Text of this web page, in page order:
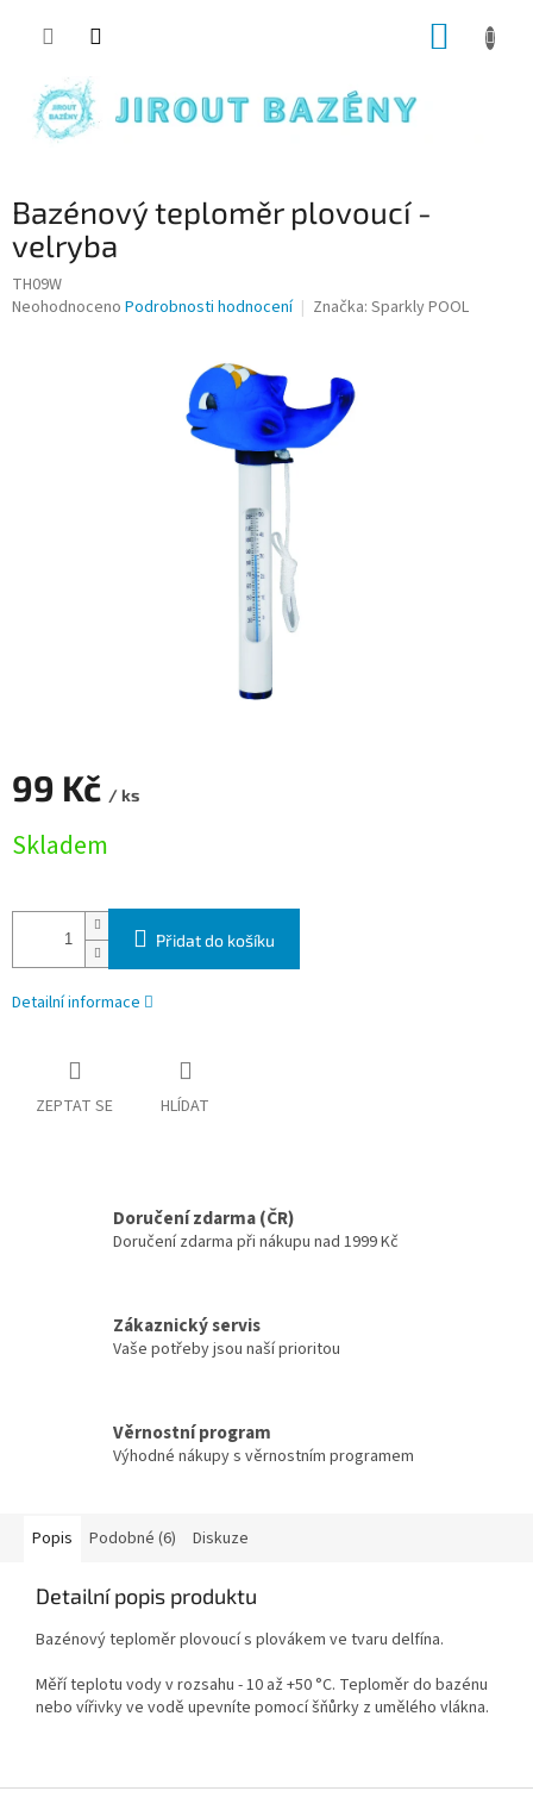
Bazénový teploměr plovoucí -
velryba
TH09W
Průměrné hodnocení produktu je 0,0 z 5 hvězdiček.
Neohodnoceno Podrobnosti hodnocení Značka: Sparkly POOL
99 Kč / ks
Skladem
Přidat do košíku
Detailní informace
ZEPTAT SE HLÍDAT
Doručení zdarma (ČR)
Doručení zdarma při nákupu nad 1999 Kč
Zákaznický servis
Vaše potřeby jsou naší prioritou
Věrnostní program
Výhodné nákupy s věrnostním programem
Popis Podobné (6) Diskuze
Detailní popis produktu
Bazénový teploměr plovoucí s plovákem ve tvaru delfína.
Měří teplotu vody v rozsahu - 10 až +50 °C. Teploměr do bazénu
nebo vířivky ve vodě upevníte pomocí šňůrky z umělého vlákna.